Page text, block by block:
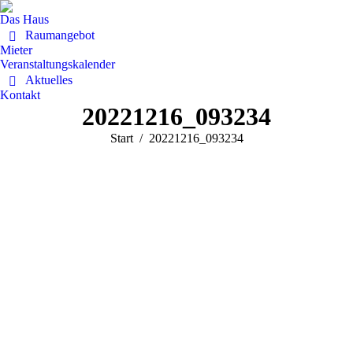
Das Haus
Raumangebot
Mieter
Veranstaltungskalender
Aktuelles
Kontakt
20221216_093234
Sie befinden sich hier:
Start 20221216_093234